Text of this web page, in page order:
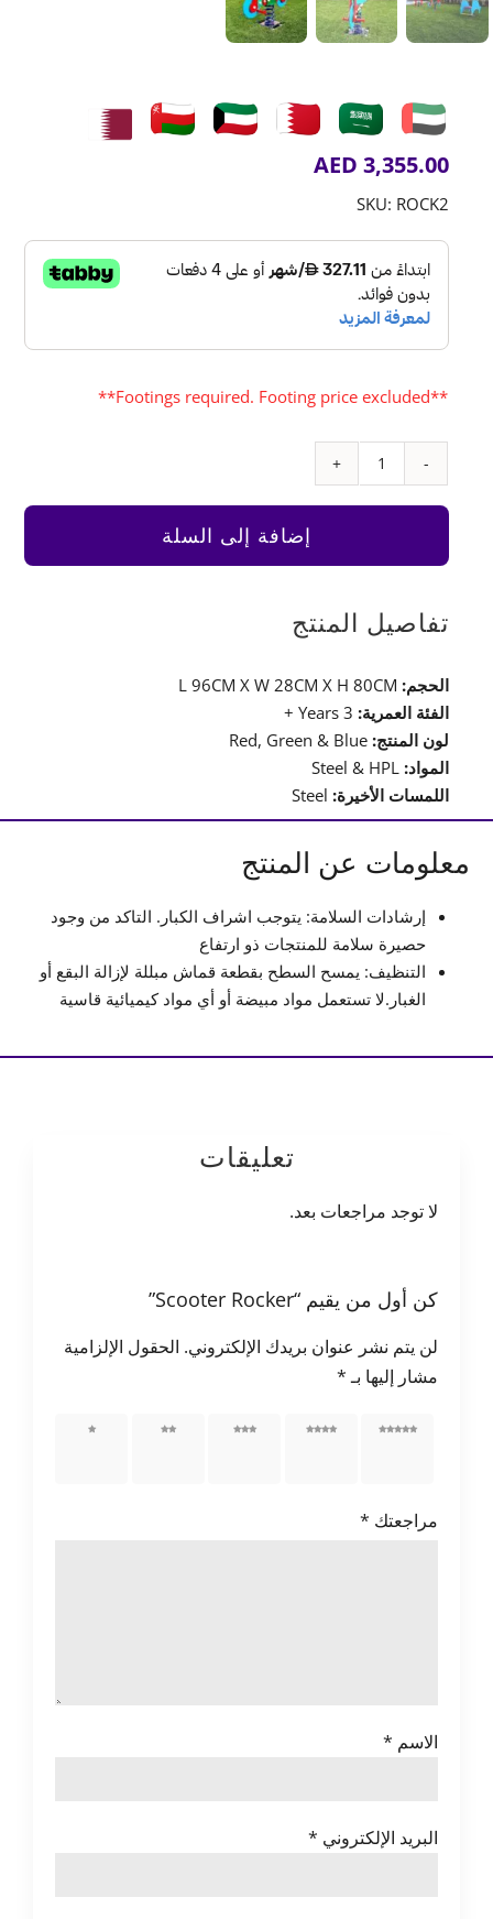
AED 3,355.00
SKU: ROCK2
**Footings required. Footing price excluded**
كمية
Scooter
إضافة إلى السلة
تفاصيل المنتج
الحجم:
الفئة العمرية:
لون المنتج: Red, Green & Blue
المواد: Steel & HPL
اللمسات الأخيرة:
معلومات عن المنتج
إرشادات السلامة: يتوجب اشراف الكبار. التاكد من وجود
حصيرة سلامة للمنتجات ذو ارتفاع
التنظيف: يمسح السطح بقطعة قماش مبللة لإزالة البقع أو
الغبار.لا تستعمل مواد مبيضة أو أي مواد كيميائية قاسية
تعليقات
لا توجد مراجعات بعد.
كن أول من يقيم “Scooter Rocker”
لن يتم نشر عنوان بريدك الإلكتروني. الحقول الإلزامية
مشار إليها بـ*
1 من 2 من 3 من 4 من 5 من
مراجعتك *
الاسم *
البريد الإلكتروني *